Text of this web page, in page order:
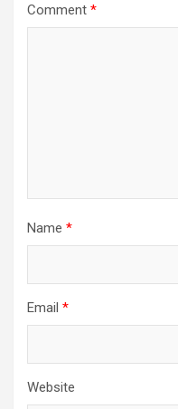
Comment *
Name *
Email *
Website